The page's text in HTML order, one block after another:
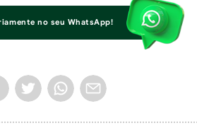
no seu WhatsApp!